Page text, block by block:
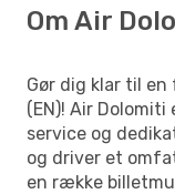
Om Air
Gør dig klar til
(EN)! Air
service og
og driver et
en række